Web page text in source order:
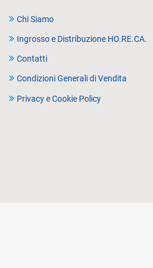
Chi Siamo
Ingrosso e Distribuzione HO.RE.CA.
Contatti
Condizioni Generali di Vendita
Privacy e Cookie Policy